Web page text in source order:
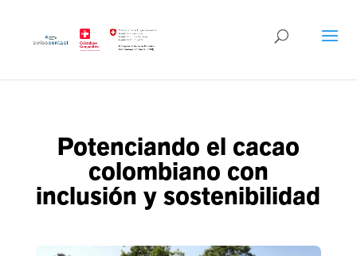
Potenciando el cacao
colombiano con
inclusión y sostenibilidad